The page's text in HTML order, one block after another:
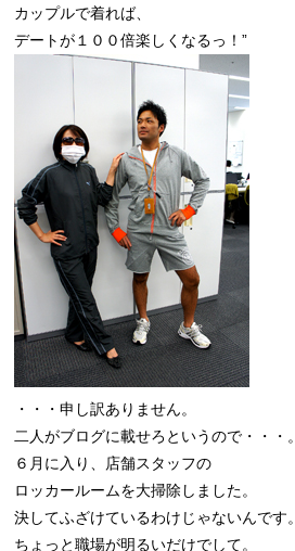
カップルで着れば、
デートが１００倍楽しくなるっ！”
・・・申し訳ありません。
二人がブログに載せろというので・・・。
６月に入り、店舗スタッフの
ロッカールームを大掃除しました。
決してふざけているわけじゃないんです。
ちょっと職場が明るいだけでして。